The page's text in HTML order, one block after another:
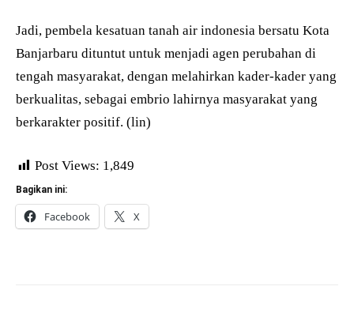
Jadi, pembela kesatuan tanah air indonesia bersatu Kota
Banjarbaru dituntut untuk menjadi agen perubahan di
tengah masyarakat, dengan melahirkan kader-kader yang
berkualitas, sebagai embrio lahirnya masyarakat yang
berkarakter positif. (lin)
Post Views: 1,849
Bagikan ini:
Facebook X